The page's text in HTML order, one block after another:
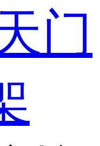
门